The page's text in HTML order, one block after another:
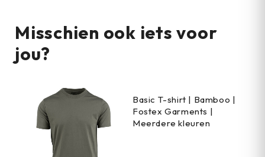
Misschien ook iets voor
jou?
Basic T-shirt | Bamboo |
Fostex Garments |
Meerdere kleuren